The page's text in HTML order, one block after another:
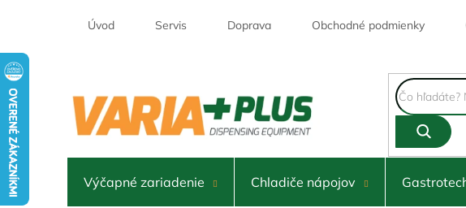
Úvod Servis Doprava Obchodné podmienky
Výčapné zariadenie Chladiče nápojov